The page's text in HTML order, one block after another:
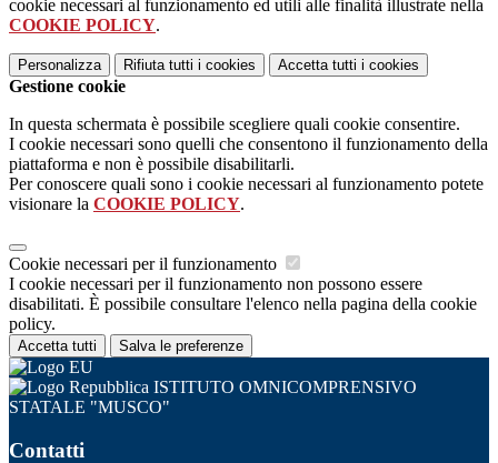
cookie necessari al funzionamento ed utili alle finalità illustrate nella
COOKIE POLICY.
Personalizza Rifiuta tutti i cookies Accetta tutti i cookies
Gestione cookie
In questa schermata è possibile scegliere quali cookie consentire.
I cookie necessari sono quelli che consentono il funzionamento della
piattaforma e non è possibile disabilitarli.
Per conoscere quali sono i cookie necessari al funzionamento potete
visionare la COOKIE POLICY.
Cookie necessari per il funzionamento
I cookie necessari per il funzionamento non possono essere
disabilitati. È possibile consultare l'elenco nella pagina della cookie
policy.
Accetta tutti Salva le preferenze
ISTITUTO OMNICOMPRENSIVO
STATALE "MUSCO"
Contatti